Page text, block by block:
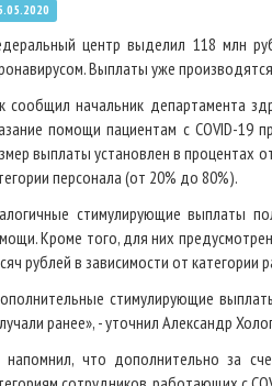
центр выделил 118 млн
Выплаты уже
сообщил начальник департамента
помощи пациентам c COVID-19
выплаты установлен в процентах
персонала (от 20% до 80%).
стимулирующие выплаты
Кроме того, для них
рублей в зависимости от категории
стимулирующие
ранее», - уточнил Александр
что дополнительно за